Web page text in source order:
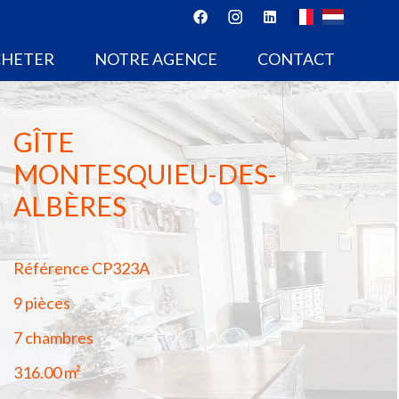
NOTRE AGENCE CONTACT
GÎTE
MONTESQUIEU-DES-
ALBÈRES
Référence CP323A
9 pièces
7 chambres
316.00m²